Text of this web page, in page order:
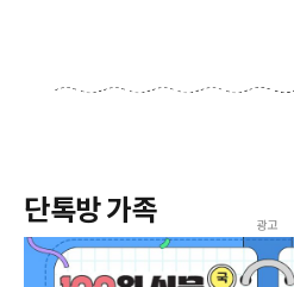
단톡방 가족 광고